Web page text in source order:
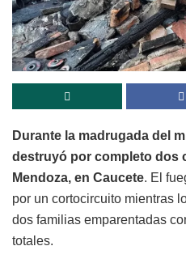
Durante la madrugada del
destruyó por completo dos
Mendoza, en Caucete. El
por un cortocircuito mientras
dos familias emparentadas
totales.